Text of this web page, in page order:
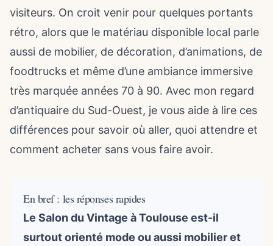
visiteurs. On croit venir pour quelques portants
rétro, alors que le matériau disponible local parle
aussi de mobilier, de décoration, d’animations, de
foodtrucks et même d’une ambiance immersive
très marquée années 70 à 90. Avec mon regard
d’antiquaire du Sud-Ouest, je vous aide à lire ces
différences pour savoir où aller, quoi attendre et
comment acheter sans vous faire avoir.
En bref : les réponses rapides
Le Salon du Vintage à Toulouse est-il
surtout orienté mode ou aussi mobilier et